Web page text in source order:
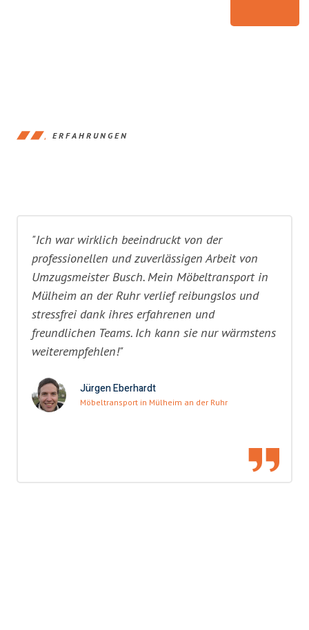
ERFAHRUNGEN
"Ich war wirklich beeindruckt von der
professionellen und zuverlässigen Arbeit von
Umzugsmeister Busch. Mein Möbeltransport in
Mülheim an der Ruhr verlief reibungslos und
stressfrei dank ihres erfahrenen und
freundlichen Teams. Ich kann sie nur wärmstens
weiterempfehlen!"
Jürgen Eberhardt
Möbeltransport in Mülheim an der Ruhr